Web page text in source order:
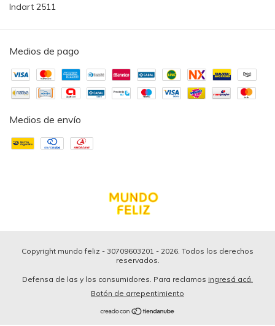
Indart 2511
Medios de pago
Medios de envío
Copyright mundo feliz - 30709603201 - 2026. Todos los derechos
reservados.
Defensa de las y los consumidores. Para reclamos ingresá acá.
Botón de arrepentimiento